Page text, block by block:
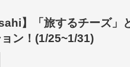
】「旅するチーズ」
ン！(1/25~1/31)